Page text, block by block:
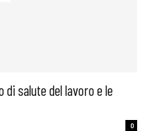
salute del lavoro e le
0